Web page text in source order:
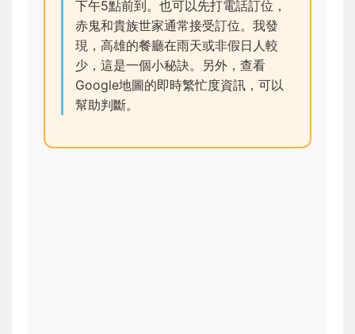
下午5點前到。也可以先打電話訂位，
赤鬼和貴族世家通常接受訂位。我發
現，高雄的餐廳在雨天或非假日人較
少，這是一個小秘訣。另外，查看
Google地圖的即時繁忙度資訊，可以
幫助判斷。